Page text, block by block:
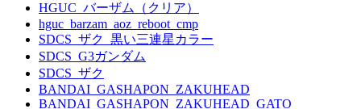
HGUC_バーザム（クリア）
hguc_barzam_aoz_reboot_cmp
SDCS_ザク_黒い三連星カラー
SDCS_G3ガンダム
SDCS_ザク
BANDAI_GASHAPON_ZAKUHEAD
BANDAI_GASHAPON_ZAKUHEAD_GATO